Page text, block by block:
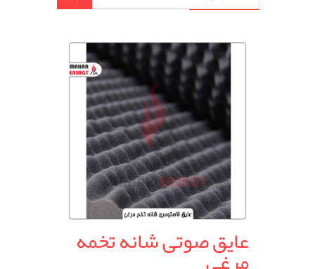
عایق صوتی شانه تخمه